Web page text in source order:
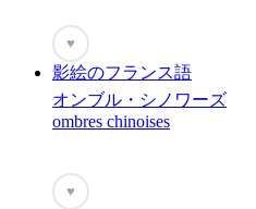
♥
影絵のフランス語
オンブル・シノワーズ
ombres chinoises
♥